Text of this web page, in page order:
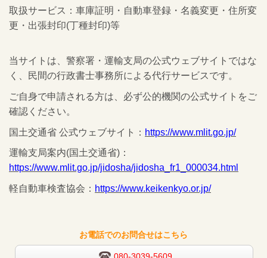
取扱サービス：車庫証明・自動車登録・名義変更・住所変
更・出張封印(丁種封印)等
当サイトは、警察署・運輸支局の公式ウェブサイトではな
く、民間の行政書士事務所による代行サービスです。
ご自身で申請される方は、必ず公的機関の公式サイトをご
確認ください。
国土交通省 公式ウェブサイト： https://www.mlit.go.jp/
運輸支局案内(国土交通省)：
https://www.mlit.go.jp/jidosha/jidosha_fr1_000034.html
軽自動車検査協会： https://www.keikenkyo.or.jp/
お電話でのお問合せはこちら